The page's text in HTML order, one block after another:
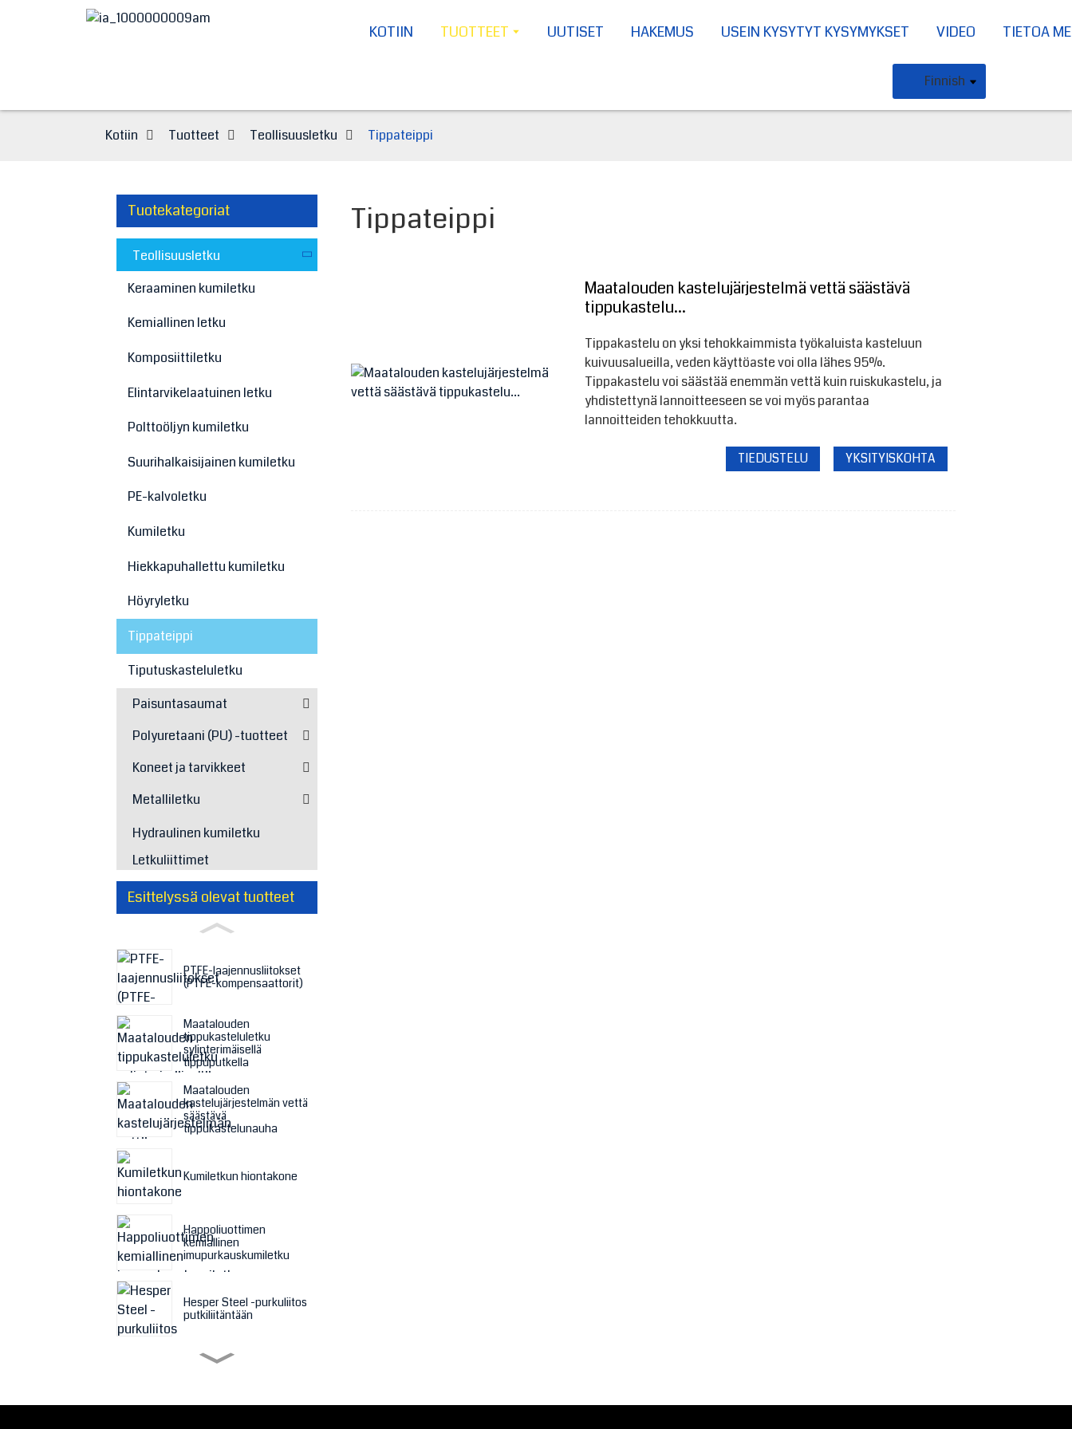
KOTIIN TUOTTEET UUTISET HAKEMUS USEIN KYSYTYT KYSYMYKSET VIDEO TIETOA
Finnish
Kotiin Tuotteet Teollisuusletku Tippateippi
Tuotekategoriat
Teollisuusletku
Keraaminen kumiletku
Kemiallinen letku
Komposiittiletku
Elintarvikelaatuinen letku
Polttoöljyn kumiletku
Suurihalkaisijainen kumiletku
PE-kalvoletku
Kumiletku
Hiekkapuhallettu kumiletku
Höyryletku
Tippateippi
Tiputuskasteluletku
Paisuntasaumat
Polyuretaani (PU) -tuotteet
Koneet ja tarvikkeet
Metalliletku
Hydraulinen kumiletku
Letkuliittimet
Esittelyssä olevat tuotteet
PTFE-laajennusliitokset
(PTFE-kompensaattorit)
Maatalouden
tippukasteluletku
sylinterimäisellä
tippuputkella
Maatalouden
kastelujärjestelmän vettä
säästävä
tippukastelunauha
Kumiletkun hiontakone
Happoliuottimen
kemiallinen
imupurkauskumiletku
Hesper Steel -purkuliitos
putkiliitäntään
Suodatinkangas
Tippateippi
Maatalouden kastelujärjestelmä vettä säästävä
tippukastelu...
Tippakastelu on yksi tehokkaimmista työkaluista kasteluun
kuivuusalueilla, veden käyttöaste voi olla lähes 95%.
Tippakastelu voi säästää enemmän vettä kuin ruiskukastelu, ja
yhdistettynä lannoitteeseen se voi myös parantaa
lannoitteiden tehokkuutta.
TIEDUSTELU YKSITYISKOHTA